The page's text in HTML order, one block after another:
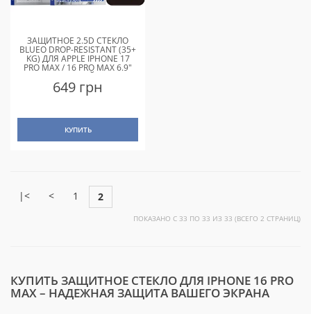
ЗАЩИТНОЕ 2.5D СТЕКЛО
BLUEO DROP-RESISTANT (35+
KG) ДЛЯ APPLE IPHONE 17
PRO MAX / 16 PRO MAX 6.9"
ЧЕРНЫЙ
649 грн
КУПИТЬ
|< < 1 2
ПОКАЗАНО С 33 ПО 33 ИЗ 33 (ВСЕГО 2 СТРАНИЦ)
КУПИТЬ ЗАЩИТНОЕ СТЕКЛО ДЛЯ IPHONE 16 PRO
MAX – НАДЕЖНАЯ ЗАЩИТА ВАШЕГО ЭКРАНА